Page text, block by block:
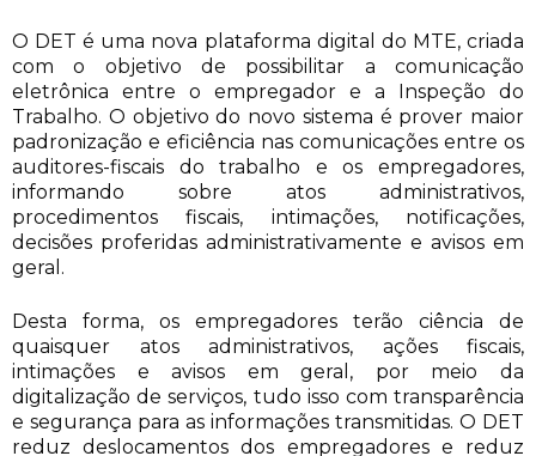
O DET é uma nova plataforma digital do MTE, criada
com o objetivo de possibilitar a comunicação
eletrônica entre o empregador e a Inspeção do
Trabalho. O objetivo do novo sistema é prover maior
padronização e eficiência nas comunicações entre os
auditores-fiscais do trabalho e os empregadores,
informando sobre atos administrativos,
procedimentos fiscais, intimações, notificações,
decisões proferidas administrativamente e avisos em
geral.
Desta forma, os empregadores terão ciência de
quaisquer atos administrativos, ações fiscais,
intimações e avisos em geral, por meio da
digitalização de serviços, tudo isso com transparência
e segurança para as informações transmitidas. O DET
reduz deslocamentos dos empregadores e reduz